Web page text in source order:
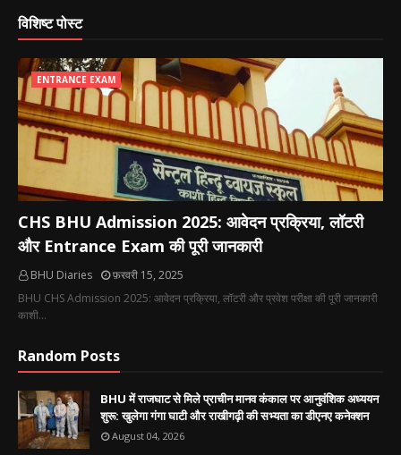
विशिष्ट पोस्ट
ENTRANCE EXAM
CHS BHU Admission 2025: आवेदन प्रक्रिया, लॉटरी
और Entrance Exam की पूरी जानकारी
BHU Diaries
फ़रवरी 15, 2025
BHU CHS Admission 2025: आवेदन प्रक्रिया, लॉटरी और प्रवेश परीक्षा की पूरी जानकारी
काशी…
Random Posts
BHU में राजघाट से मिले प्राचीन मानव कंकाल पर आनुवंशिक अध्ययन
शुरू: खुलेगा गंगा घाटी और राखीगढ़ी की सभ्यता का डीएनए कनेक्शन
August 04, 2026